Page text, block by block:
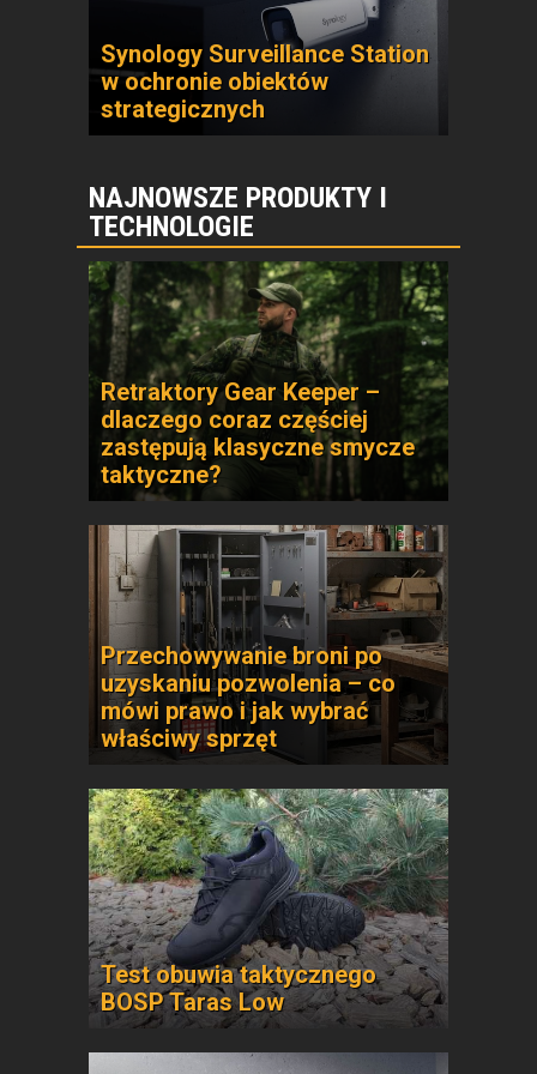
Synology Surveillance Station
w ochronie obiektów
strategicznych
NAJNOWSZE PRODUKTY I
TECHNOLOGIE
Retraktory Gear Keeper –
dlaczego coraz częściej
zastępują klasyczne smycze
taktyczne?
Przechowywanie broni po
uzyskaniu pozwolenia – co
mówi prawo i jak wybrać
właściwy sprzęt
Test obuwia taktycznego
BOSP Taras Low